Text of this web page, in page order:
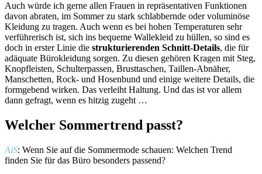
Auch würde ich gerne allen Frauen in repräsentativen Funktionen
davon abraten, im Sommer zu stark schlabbernde oder voluminöse
Kleidung zu tragen. Auch wenn es bei hohen Temperaturen sehr
verführerisch ist, sich ins bequeme Wallekleid zu hüllen, so sind es
doch in erster Linie die strukturierenden Schnitt-Details, die für
adäquate Bürokleidung sorgen. Zu diesen gehören Kragen mit Steg,
Knopfleisten, Schulterpassen, Brusttaschen, Taillen-Abnäher,
Manschetten, Rock- und Hosenbund und einige weitere Details, die
formgebend wirken. Das verleiht Haltung. Und das ist vor allem
dann gefragt, wenn es hitzig zugeht …
Welcher Sommertrend passt?
AiS: Wenn Sie auf die Sommermode schauen: Welchen Trend
finden Sie für das Büro besonders passend?